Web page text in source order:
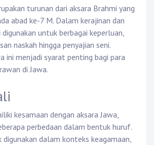
turunan dari aksara Brahmi yang
abad ke-7 M. Dalam kerajinan dan
untuk berbagai keperluan,
naskah hingga penyajian seni.
ini menjadi syarat penting bagi para
di Jawa.
kesamaan dengan aksara Jawa,
perbedaan dalam bentuk huruf.
digunakan dalam konteks keagamaan,